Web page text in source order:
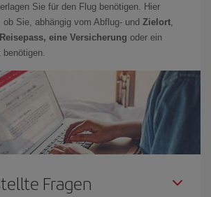
Sie für den Flug benötigen. Hier
ob Sie, abhängig vom Abflug- und Zielort
eine Versicherung oder ein
Fragen